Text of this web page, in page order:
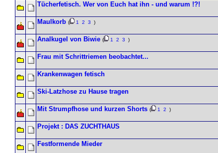
Tücherfetisch. Wer von Euch hat ihn - und warum !?!
Maulkorb ( 1 2 3 )
Analkugel von Biwie ( 1 2 3 )
Frau mit Schrittriemen beobachtet...
Krankenwagen fetisch
Ski-Latzhose zu Hause tragen
Mit Strumpfhose und kurzen Shorts ( 1 2 )
Projekt : DAS ZUCHTHAUS
Festformende Mieder